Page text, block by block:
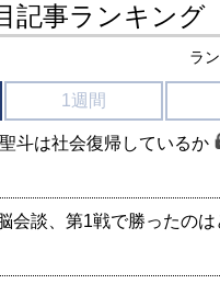
記事ランキング
ラ
1週間
斗は社会復帰しているか
会談、第1戦で勝ったのは